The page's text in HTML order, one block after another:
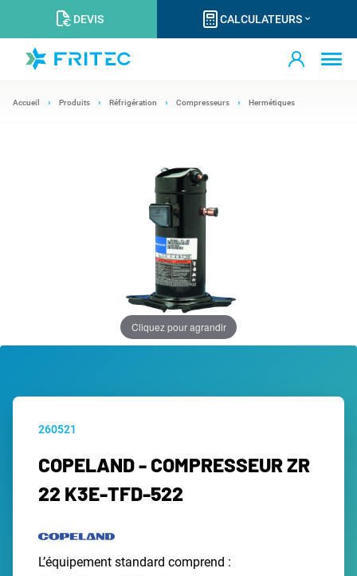
DEVIS CALCULATEURS
Accueil Produits Réfrigération Compresseurs Hermétiques
Cliquez pour agrandir
260521
COPELAND - COMPRESSEUR ZR
22 K3E-TFD-522
L’équipement standard comprend :